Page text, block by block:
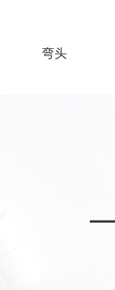
弯头